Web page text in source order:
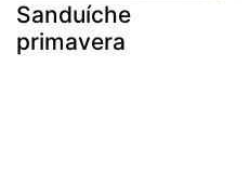
Sanduíche
primavera